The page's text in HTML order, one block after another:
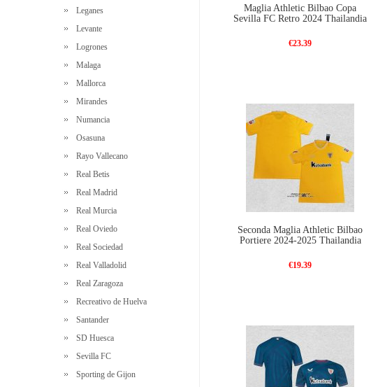
Leganes
Levante
Logrones
Malaga
Mallorca
Mirandes
Numancia
Osasuna
Rayo Vallecano
Real Betis
Real Madrid
Real Murcia
Real Oviedo
Real Sociedad
Real Valladolid
Real Zaragoza
Recreativo de Huelva
Santander
SD Huesca
Sevilla FC
Sporting de Gijon
Maglia Athletic Bilbao Copa
Sevilla FC Retro 2024 Thailandia
€23.39
Seconda Maglia Athletic Bilbao
Portiere 2024-2025 Thailandia
€19.39